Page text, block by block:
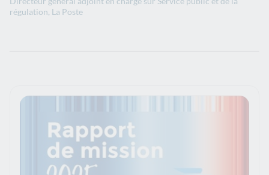
régulation, La Poste​